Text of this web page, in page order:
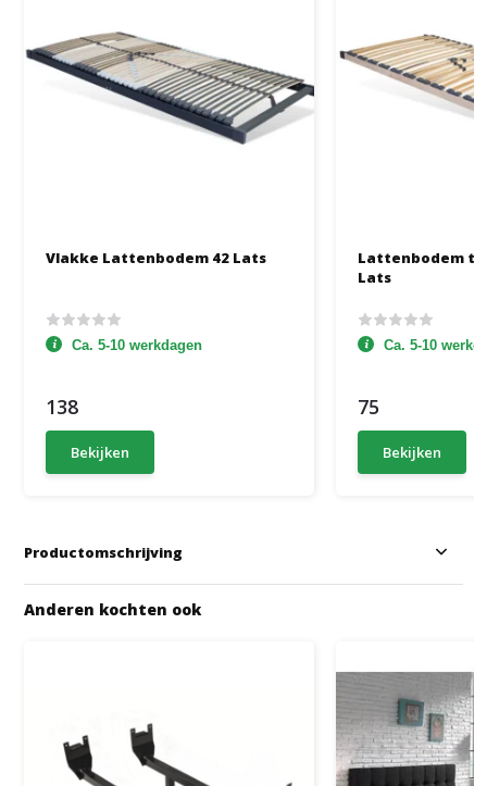
Vlakke Lattenbodem 42 Lats
Ca. 5-10 werkdagen
138
Bekijken
Lattenbodem
Lats
Ca. 5-10
75
Bekijken
Productomschrijving
Anderen kochten ook